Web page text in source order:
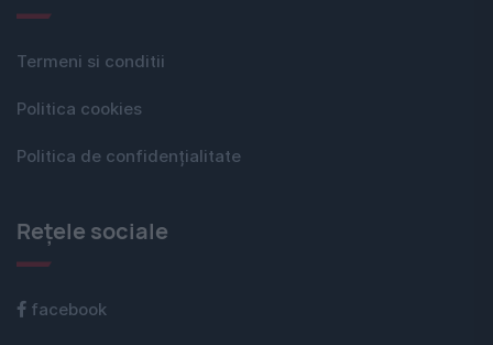
Termeni si conditii
Politica cookies
Politica de confidențialitate
Rețele sociale
facebook